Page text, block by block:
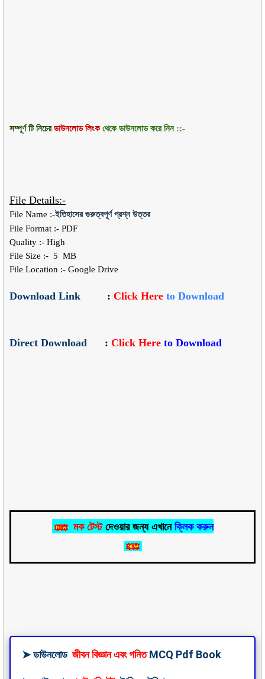
সম্পূর্ণ টি নিচের ডাউনলোড লিংকথেকে ডাউনলোড করে নিন ::-
File Details:-
File Name :-ইতিহাসের গুরুত্বপূর্ণ প্রশ্ন উত্তর
File Format :- PDF
Quality :- High
File Size :- 5 MB
File Location :- Google Drive
Download Link : Click Here to Download
Direct Download : Click Here to Download
মক টেস্টদেওয়ার জন্য এখানে ক্লিক করুন
➤ডাউনলোড জীবন বিজ্ঞান এবং গনিতMCQ Pdf Book